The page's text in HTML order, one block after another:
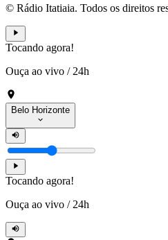
© Rádio Itatiaia. Todos os direitos
Tocando agora!
Ouça ao vivo / 24h
Belo Horizonte
Tocando agora!
Ouça ao vivo / 24h